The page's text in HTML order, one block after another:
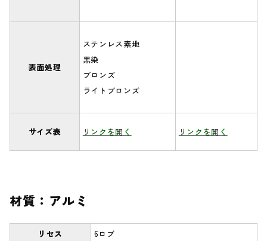
表面処理
ステンレス素地
黒染
ブロンズ
ライトブロンズ
サイズ表 リンクを開く リンクを開く
材質：アルミ
リセス
6ロブ